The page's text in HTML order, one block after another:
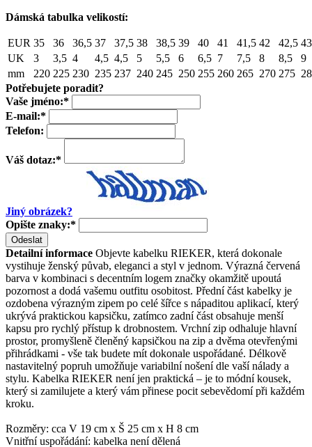
Dámská tabulka velikostí:
EUR 35 36 36,5 37 37,5 38 38,5 39 40 41 41,5 42 42,5 43
UK
3 3,5 4 4,5 4,5 5 5,5 6 6,5 7 7,5 8 8,5
9
mm
220 225 230 235 237 240 245 250 255 260 265 270 275
Potřebujete poradit?
Vaše jméno:*
E-mail:*
Telefon:
Váš dotaz:*
Jiný obrázek?
Opište znaky:*
Odeslat
Detailní informace Objevte kabelku RIEKER, která dokonale
vystihuje ženský půvab, eleganci a styl v jednom. Výrazná červená
barva v kombinaci s decentním logem značky okamžitě upoutá
pozornost a dodá vašemu outfitu osobitost. Přední část kabelky je
ozdobena výrazným zipem po celé šířce s nápaditou aplikací, který
ukrývá praktickou kapsičku, zatímco zadní část obsahuje menší
kapsu pro rychlý přístup k drobnostem. Vrchní zip odhaluje hlavní
prostor, promyšleně členěný kapsičkou na zip a dvěma otevřenými
přihrádkami - vše tak budete mít dokonale uspořádané. Délkově
nastavitelný popruh umožňuje variabilní nošení dle vaší nálady a
stylu. Kabelka RIEKER není jen praktická – je to módní kousek,
který si zamilujete a který vám přinese pocit sebevědomí při každém
kroku.
Rozměry: cca V 19 cm x Š 25 cm x H 8 cm
Vnitřní uspořádání: kabelka není dělená